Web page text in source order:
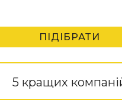
ПІДІБРАТИ
5 кращих